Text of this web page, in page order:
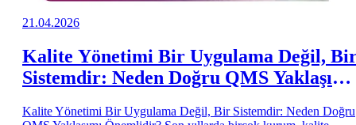
21.04.2026
Kalite Yönetimi Bir Uygulama Değil,
Sistemdir: Neden Doğru QMS Yaklaşımı
Kalite Yönetimi Bir Uygulama Değil, Bir Sistemdir: Neden Doğru